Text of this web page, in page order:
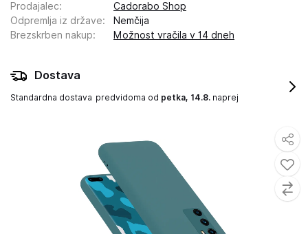
Prodajalec:
Cadorabo Shop
Odpremlja iz države:
Nemčija
Brezskrben nakup: Možnost vračila v 14 dneh
Dostava
Standardna dostava predvidoma od petka, 14.8. naprej